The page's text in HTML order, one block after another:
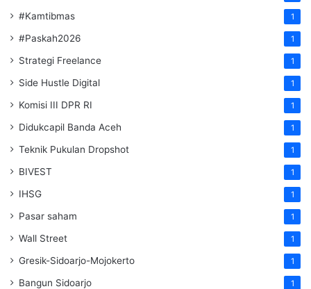
#Kamtibmas 1
#Paskah2026 1
Strategi Freelance 1
Side Hustle Digital 1
Komisi III DPR RI 1
Didukcapil Banda Aceh 1
Teknik Pukulan Dropshot 1
BIVEST 1
IHSG 1
Pasar saham 1
Wall Street 1
Gresik-Sidoarjo-Mojokerto 1
Bangun Sidoarjo 1